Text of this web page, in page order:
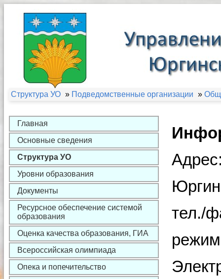
Структура УО » Подведомственные организации »
Главная
Основные сведения
Структура УО
Уровни образования
Документы
Ресурсное обеспечение системой
образования
Оценка качества образования, ГИА
Всероссийская олимпиада
Опека и попечительство
тел./